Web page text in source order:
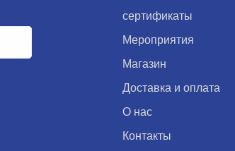
сертификаты
Мероприятия
Магазин
Доставка и оплата
О нас
Контакты